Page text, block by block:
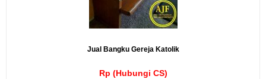
Jual Bangku Gereja Katolik
Rp (Hubungi CS)